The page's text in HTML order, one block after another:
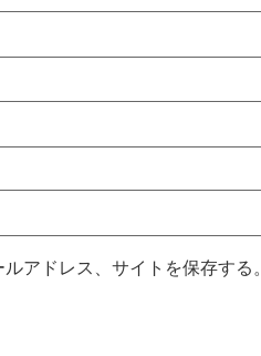
アドレス、サイトを保存する。